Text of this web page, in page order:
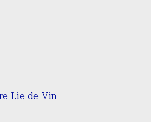
Lie de Vin